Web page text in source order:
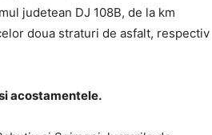
judetean DJ 108B, de la km
doua straturi de asfalt, respectiv
acostamentele.